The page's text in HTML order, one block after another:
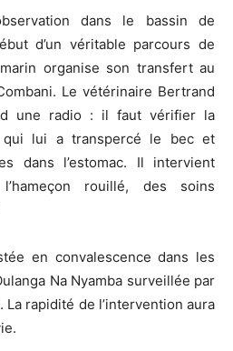
dans le bassin de
d’un véritable parcours de
organise son transfert au
Le vétérinaire Bertrand
une radio : il faut vérifier la
qui lui a transpercé le bec et
dans l’estomac. Il intervient
rouillé, des soins
en convalescence dans les
Na Nyamba surveillée par
La rapidité de l’intervention aura